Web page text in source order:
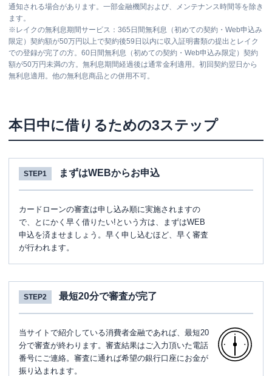
通知される場合があります。一部金融機関および、メンテナンス時間等を除き
ます。
※ レイクの無利息期間サービス：365日間無利息（初めての契約・Web申込み
限定）契約額が50万円以上で契約後59日以内に収入証明書類の提出とレイク
での登録が完了の方。60日間無利息（初めての契約・Web申込み限定）契約
額が50万円未満の方。無利息期間経過後は通常金利適用。初回契約翌日から
無利息適用。他の無利息商品との併用不可。
本日中に借りるための3ステップ
STEP1 まずはWEBからお申込
カードローンの審査は申し込み順に実施されますの
で、とにかく早く借りたい!という方は、まずはWEB
申込を済ませましょう。早く申し込むほど、早く審査
が行われます。
STEP2 最短20分で審査が完了
当サイトで紹介している消費者金融であれば、最短20
分で審査が終わります。審査結果はご入力頂いた電話
番号にご連絡。審査に通れば希望の銀行口座にお金が
振り込まれます。